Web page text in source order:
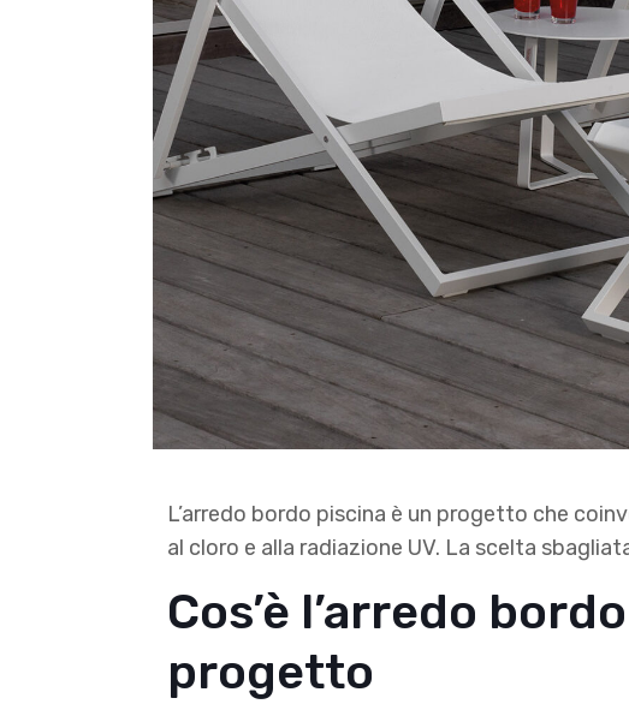
L’arredo bordo piscina è un progetto che
al cloro e alla radiazione UV. La scelta
Cos’è l’arredo
progetto